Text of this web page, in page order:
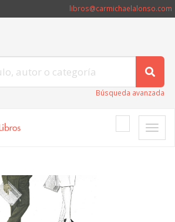
libros@carmichaelalonso.com
Búsqueda avanzada
Toggle